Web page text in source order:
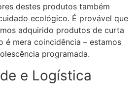
destes produtos também
ecológico. É provável que
adquirido produtos de curta
é mera coincidência – estamos
programada.
e Logística